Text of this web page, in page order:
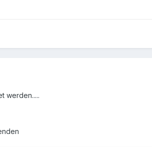
werden.....